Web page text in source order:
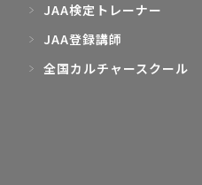
JAA検定トレーナー
JAA登録講師
全国カルチャースクール